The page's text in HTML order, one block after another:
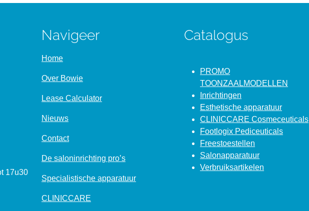
17u30
Navigeer
Home
Over Bowie
Lease Calculator
Nieuws
Contact
De saloninrichting pro’s
Specialistische apparatuur
CLINICCARE
Catalogus
PROMO
TOONZAALMODELLEN
Inrichtingen
Esthetische apparatuur
CLINICCARE Cosmeceuticals
Footlogix Pediceuticals
Freestoestellen
Salonapparatuur
Verbruiksartikelen